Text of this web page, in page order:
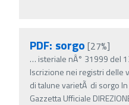
PDF: sorgo [27%]
… isteriale nÂ° 31999 del
Iscrizione nei registri delle
di talune varietÃ di sorgo
Gazzetta Ufficiale